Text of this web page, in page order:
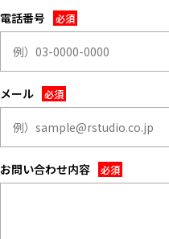
マップから探す
特集
[R]studioについて
お知らせ
お問い合わせ
電話番号
メール
お問い合わせ内容